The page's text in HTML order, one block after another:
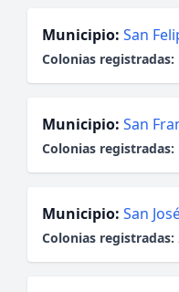
Municipio: San
Colonias registradas:
Municipio: San
Colonias registradas:
Municipio: San
Colonias registradas: